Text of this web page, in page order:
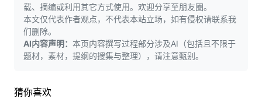
载、摘编或利用其它方式使用。欢迎分享至朋友圈。
本文仅代表作者观点，不代表本站立场，如有侵权请联系我
们删除。
AI内容声明： 本页内容撰写过程部分涉及AI（包括且不限于
题材，素材，提纲的搜集与整理），请注意甄别。
猜你喜欢